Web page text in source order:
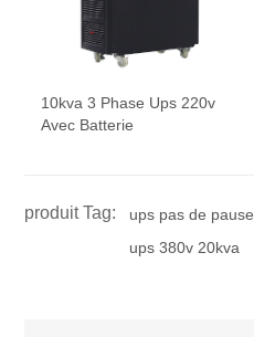
10kva 3 Phase Ups 220v
Avec Batterie
produit Tag: ups pas de pause
ups 380v 20kva